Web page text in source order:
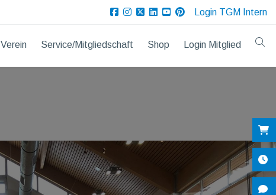
Login TGM Intern
Verein Service/Mitgliedschaft Shop Login Mitglied